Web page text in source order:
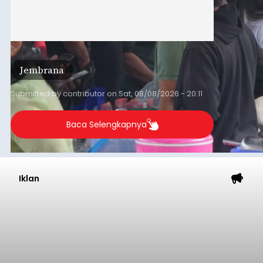
Jembrana
Submitted bycontributoron Sat, 08/08/2026 - 20:11
Baca Selengkapnya
Iklan